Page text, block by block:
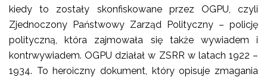
kiedy to zostały skonfiskowane przez OGPU, czyli
Zjednoczony Państwowy Zarząd Polityczny – policję
polityczną, która zajmowała się także wywiadem i
kontrwywiadem. OGPU działał w ZSRR w latach 1922 –
1934. To heroiczny dokument, który opisuje zmagania